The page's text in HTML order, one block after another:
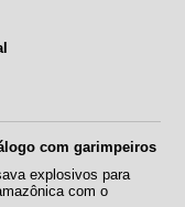
com garimpeiros
explosivos para
com o